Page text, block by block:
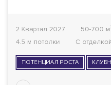
2 Квартал 2027 50-700
4.5 м потолки
С
ПОТЕНЦИАЛ РОСТА